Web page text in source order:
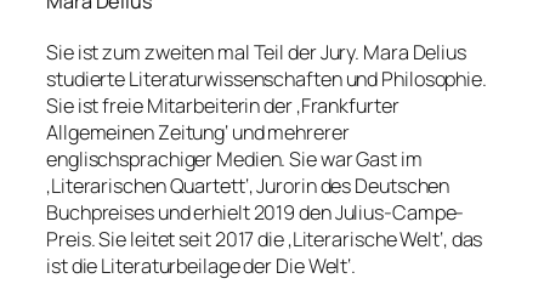
Sie ist zum zweiten mal Teil der Jury. Mara Delius
studierte Literaturwissenschaften und Philosophie.
Sie ist freie Mitarbeiterin der ‚Frankfurter
Allgemeinen Zeitung‘ und mehrerer
englischsprachiger Medien. Sie war Gast im
‚Literarischen Quartett‘, Jurorin des Deutschen
Buchpreises und erhielt 2019 den Julius-Campe-
Preis. Sie leitet seit 2017 die ‚Literarische Welt‘, das
ist die Literaturbeilage der Die Welt‘.